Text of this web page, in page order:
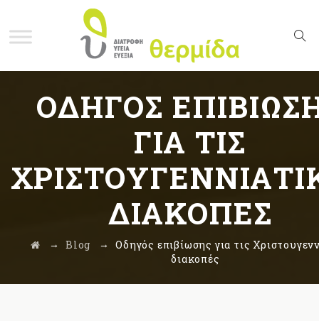
ΟΔΗΓΌΣ
ΓΙΑ ΤΙΣ
ΔΙΑΚΟΠΈΣ
→ Blog → Οδηγός επιβίωσης για τις
διακοπές